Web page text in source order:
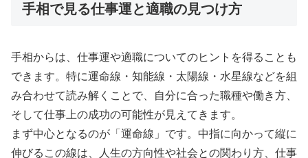
手相で見る仕事運と適職の見つけ方
手相からは、仕事運や適職についてのヒントを得ることも
できます。特に運命線・知能線・太陽線・水星線などを組
み合わせて読み解くことで、自分に合った職種や働き方、
そして仕事上の成功の可能性が見えてきます。
まず中心となるのが「運命線」です。中指に向かって縦に
伸びるこの線は、人生の方向性や社会との関わり方、仕事